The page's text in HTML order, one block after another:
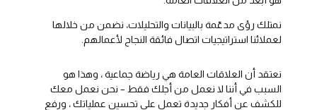
نمتلك رؤى مدعّمة بالبيانات والتحليلات، نضمن من خلالها
لعملائنا استراتيجيات اتصال فائقة النجاح لأعمالهم.
نعتقد أن العلاقات العامة هي رياضة جماعية ، وهذا هو
السبب في أننا لا نعمل من أجلك فقط – نحن نعمل معك
للكشف عن أفكار جديدة تعمل على تحسين عملياتك ، ورفع